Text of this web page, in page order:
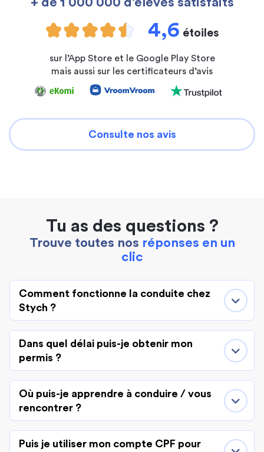
4,6 étoiles
sur l’App Store et le Google Play Store
mais aussi sur les certificateurs d’avis
Consulte nos avis
Tu as des questions ?
Trouve toutes nos réponses en un
clic
Comment fonctionne la conduite chez
Stych ?
Dans quel délai puis-je obtenir mon
permis ?
Où puis-je apprendre à conduire / vous
rencontrer ?
Puis je utiliser mon compte CPF pour